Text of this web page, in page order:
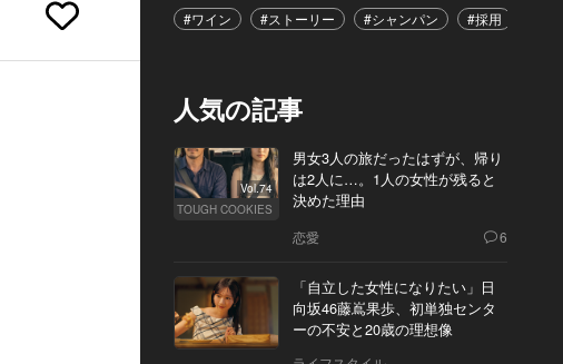
#ワイン
#ストーリー #シャンパン #採用
人気の記事
Vol.74
TOUGH COOKIES
男女3人の旅だったはずが、帰り
は2人に…。1人の女性が残ると
決めた理由
恋愛 6
「自立した女性になりたい」日
向坂46藤嶌果歩、初単独センタ
ーの不安と20歳の理想像